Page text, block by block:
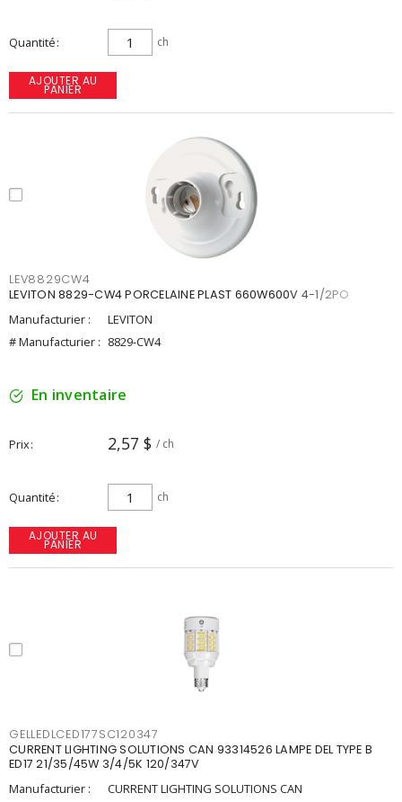
Quantité ch
AJOUTER AU
PANIER
LEV8829CW4
LEVITON 8829-CW4 PORCELAINE PLAST 660W600V 4-1/2PO
Manufacturier :
LEVITON
# Manufacturier : 8829-CW4
En inventaire
Prix 2,57 $ / ch
Quantité ch
AJOUTER AU
PANIER
GELLEDLCED177SC120347
CURRENT LIGHTING SOLUTIONS CAN 93314526 LAMPE DEL TYPE B
ED17 21/35/45W 3/4/5K 120/347V
Manufacturier :
CURRENT LIGHTING SOLUTIONS CAN